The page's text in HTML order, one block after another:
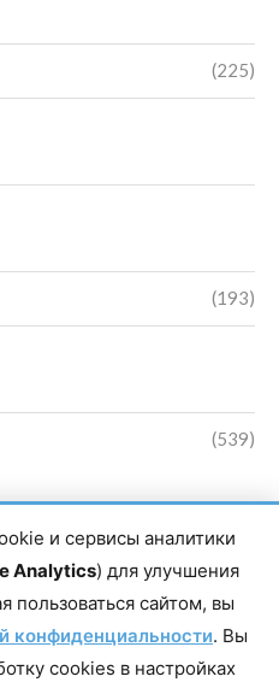
(225)
(193)
(539)
Магомаев Тимур Нухович.
34 Почта: vestiskfo@gmail.com По
пр-т Насрутдинова, д. 1а. Все
и сервисы аналитики
Analytics) для улучшения
пользоваться сайтом, вы
конфиденциальности. Вы
cookies в настройках